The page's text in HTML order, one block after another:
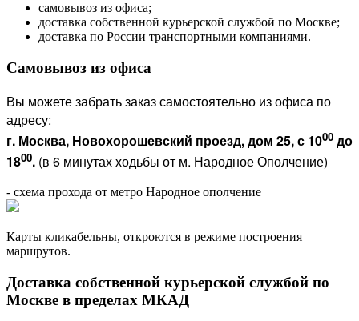
самовывоз из офиса;
доставка собственной курьерской службой по Москве;
доставка по России транспортными компаниями.
Самовывоз из офиса
Вы можете забрать заказ самостоятельно из офиса по
адресу:
г. Москва, Новохорошевский проезд, дом 25, с 1000 до
1800. (в 6 минутах ходьбы от м. Народное Ополчение)
- схема прохода от метро Народное ополчение
Карты кликабельны, откроются в режиме построения
маршрутов.
Доставка собственной курьерской службой по
Москве в пределах МКАД